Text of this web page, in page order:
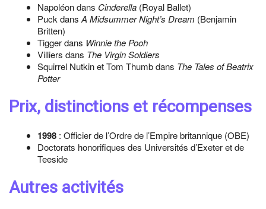
Napoléon dans Cinderella (Royal Ballet)
Puck dans A Midsummer Night’s Dream (Benjamin
Britten)
Tigger dans Winnie the Pooh
Villiers dans The Virgin Soldiers
Squirrel Nutkin et Tom Thumb dans The Tales of Beatrix
Potter
Prix, distinctions et récompenses
1998 : Officier de l’Ordre de l’Empire britannique (OBE)
Doctorats honorifiques des Universités d’Exeter et de
Teeside
Autres activités